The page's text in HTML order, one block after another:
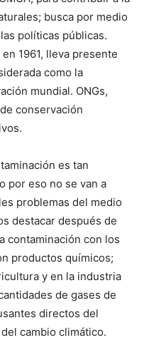
busca por medio
políticas públicas.
1961, lleva presente
como la
mundial. ONGs,
conservación
es tan
por eso no se van a
problemas del medio
destacar después de
contaminación con los
productos químicos;
y en la industria
de gases de
directos del
cambio climático.